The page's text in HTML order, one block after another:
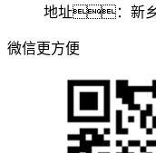
地址：新乡
微信更方便